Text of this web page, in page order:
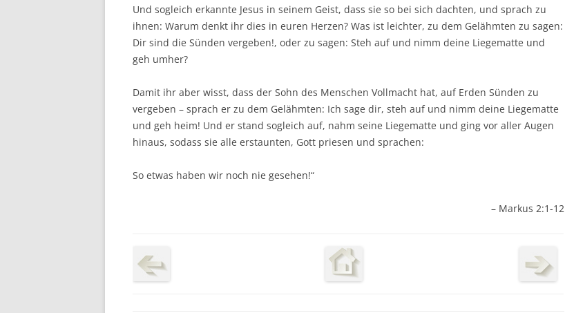
Und sogleich erkannte Jesus in seinem Geist, dass sie so bei sich dachten, und sprach zu
ihnen: Warum denkt ihr dies in euren Herzen? Was ist leichter, zu dem Gelähmten zu sagen:
Dir sind die Sünden vergeben!, oder zu sagen: Steh auf und nimm deine Liegematte und
geh umher?
Damit ihr aber wisst, dass der Sohn des Menschen Vollmacht hat, auf Erden Sünden zu
vergeben – sprach er zu dem Gelähmten: Ich sage dir, steh auf und nimm deine Liegematte
und geh heim! Und er stand sogleich auf, nahm seine Liegematte und ging vor aller Augen
hinaus, sodass sie alle erstaunten, Gott priesen und sprachen:
So etwas haben wir noch nie gesehen!“
– Markus 2:1-12